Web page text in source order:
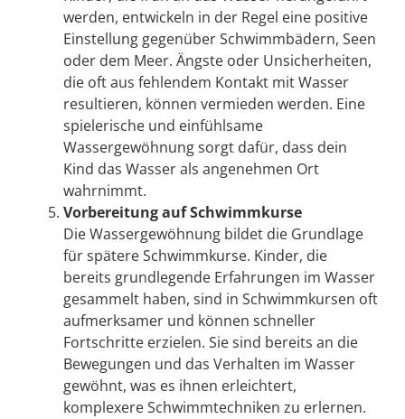
werden, entwickeln in der Regel eine positive
Einstellung gegenüber Schwimmbädern, Seen
oder dem Meer. Ängste oder Unsicherheiten,
die oft aus fehlendem Kontakt mit Wasser
resultieren, können vermieden werden. Eine
spielerische und einfühlsame
Wassergewöhnung sorgt dafür, dass dein
Kind das Wasser als angenehmen Ort
wahrnimmt.
Vorbereitung auf Schwimmkurse
Die Wassergewöhnung bildet die Grundlage
für spätere Schwimmkurse. Kinder, die
bereits grundlegende Erfahrungen im Wasser
gesammelt haben, sind in Schwimmkursen oft
aufmerksamer und können schneller
Fortschritte erzielen. Sie sind bereits an die
Bewegungen und das Verhalten im Wasser
gewöhnt, was es ihnen erleichtert,
komplexere Schwimmtechniken zu erlernen.